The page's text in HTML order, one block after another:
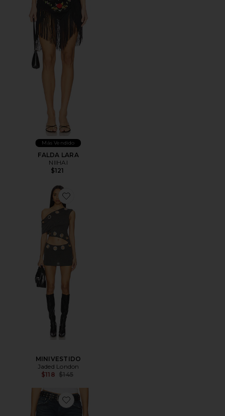
Más Vendido
FALDA LARA
NIIHAI
$121
MINIVESTIDO
Jaded London
$118 Precio anterior:
$145